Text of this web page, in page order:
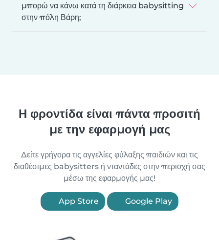
μπορώ να κάνω κατά τη διάρκεια babysitting
στην πόλη Βάρη;
Η φροντίδα είναι πάντα προσιτή
με την εφαρμογή μας
Δείτε γρήγορα τις αγγελίες φύλαξης παιδιών και τις
διαθέσιμες babysitters ή νταντάδες στην περιοχή σας
μέσω της εφαρμογής μας!
App Store Google Play